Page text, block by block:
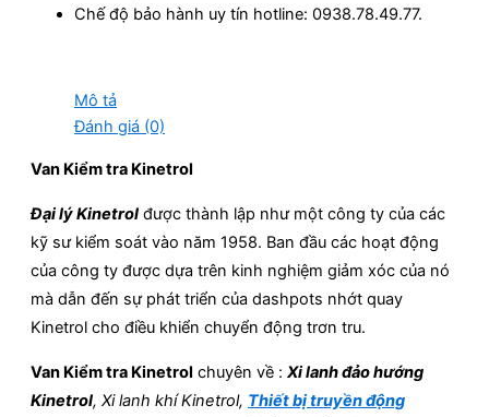
Chế độ bảo hành uy tín hotline: 0938.78.49.77.
Mô tả
Đánh giá (0)
Van Kiểm tra Kinetrol
Đại lý Kinetrol được thành lập như một công ty của các
kỹ sư kiểm soát vào năm 1958. Ban đầu các hoạt động
của công ty được dựa trên kinh nghiệm giảm xóc của nó
mà dẫn đến sự phát triển của dashpots nhớt quay
Kinetrol cho điều khiển chuyển động trơn tru.
Van Kiểm tra Kinetrol chuyên về : Xi lanh đảo hướng
Kinetrol, Xi lanh khí Kinetrol, Thiết bị truyền động